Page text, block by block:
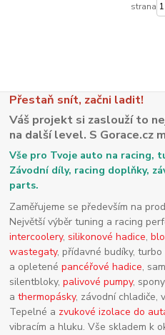
strana
Přestaň snít, začni ladit!
Váš projekt si zaslouží to
na další level. S Gorace.cz
Vše pro Tvoje auto na racing,
Závodní díly, racing doplňky,
parts.
Zaměřujeme se především na
Největší výběr tuning a racing
intercoolery,silikonové hadice,
wastegaty, přídavné budíky,
a opletenépancéřové hadice,
silentbloky,palivové pumpy,
athermopásky, závodní chladiče,
Tepelné a zvukové izolace do
vibracím a hluku. Vše skladem k